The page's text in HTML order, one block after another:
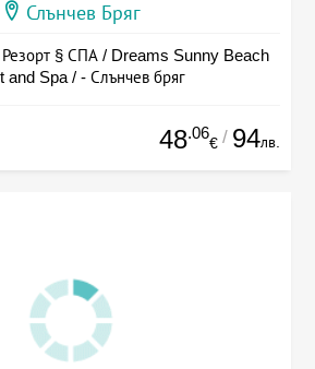
Слънчев Бряг
§ СПА / Dreams Sunny Beach
and Spa / - Слънчев бряг
48.06
€ / 94лв.